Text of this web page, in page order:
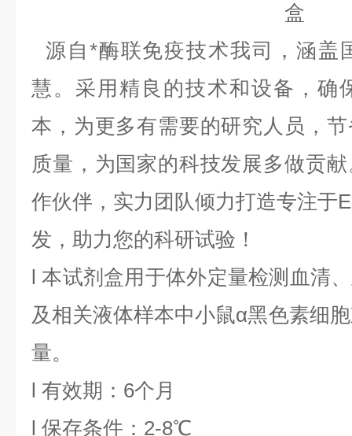
盒
源自*酶联免疫技术我司，涵盖
慧。采用精良的技术和设备，确
本，为更多有需要的研究人员，
质量，为国家的科技发展多做贡
作伙伴，实力团队倾力打造专注于
发，助力您的科研试验！
l本试剂盒用于体外定量检测血清
及相关液体样本中小鼠α黑色素细
量。
l 有效期：6个月
l 保存条件： 2-8℃